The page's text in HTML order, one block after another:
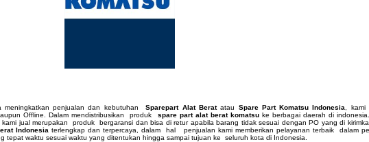
meningkatkan penjualan dan kebutuhanSparepart Alat Beratatau Spare Part Komatsu Indonesia
, kami
Offline. Dalam mendistribusikan produk spare part alat berat komatsuke berbagai daerah di
jual merupakan produk bergaransi dan bisa di retur apabila barang tidak sesuai dengan PO yang di
Indonesia terlengkap dan terpercaya, dalam hal penjualan kami memberikan pelayanan terbaik dalam
waktu sesuai waktu yang ditentukan hingga sampai tujuan ke seluruh kota di Indonesia.